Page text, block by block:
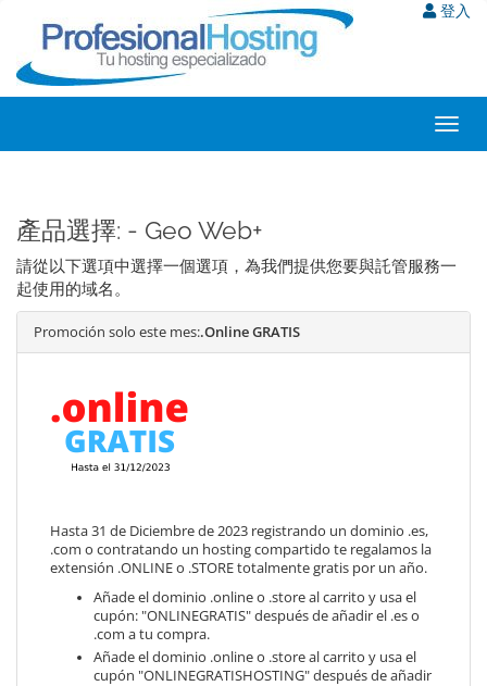
登入
產品選擇: - Geo Web+
請從以下選項中選擇一個選項，為我們提供您要與託管服務一
起使用的域名。
Promoción solo este mes:.Online GRATIS
Hasta 31 de Diciembre de 2023 registrando un dominio .es,
.com o contratando un hosting compartido te regalamos la
extensión .ONLINE o .STORE totalmente gratis por un año.
Añade el dominio .online o .store al carrito y usa el
cupón: "ONLINEGRATIS" después de añadir el .es o
.com a tu compra.
Añade el dominio .online o .store al carrito y usa el
cupón "ONLINEGRATISHOSTING" después de añadir